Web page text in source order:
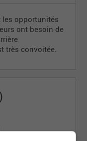
opportunités
ont besoin de
très convoitée.